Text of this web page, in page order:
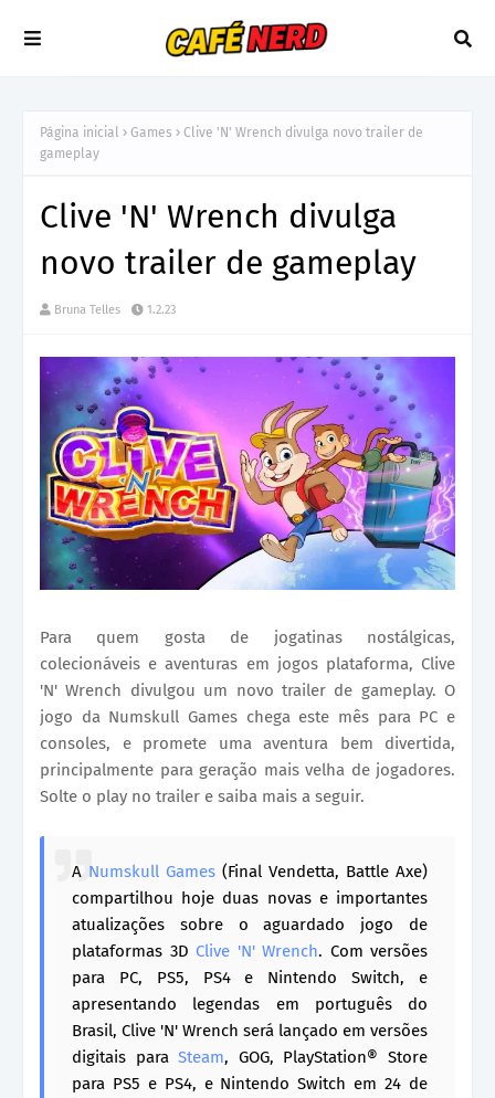
Página inicial Games
Clive 'N' Wrench divulga novo trailer de
gameplay
Clive 'N' Wrench divulga
novo trailer de gameplay
Bruna Telles 1.2.23
Para quem gosta de jogatinas nostálgicas,
colecionáveis e aventuras em jogos plataforma, Clive
'N' Wrench divulgou um novo trailer de gameplay. O
jogo da Numskull Games chega este mês para PC e
consoles, e promete uma aventura bem divertida,
principalmente para geração mais velha de jogadores.
Solte o play no trailer e saiba mais a seguir.
A Numskull Games (Final Vendetta, Battle Axe)
compartilhou hoje duas novas e importantes
atualizações sobre o aguardado jogo de
plataformas 3D Clive 'N' Wrench. Com versões
para PC, PS5, PS4 e Nintendo Switch, e
apresentando legendas em português do
Brasil, Clive 'N' Wrench será lançado em versões
digitais paraSteam, GOG, PlayStation® Store
para PS5 e PS4, e Nintendo Switch em 24 de